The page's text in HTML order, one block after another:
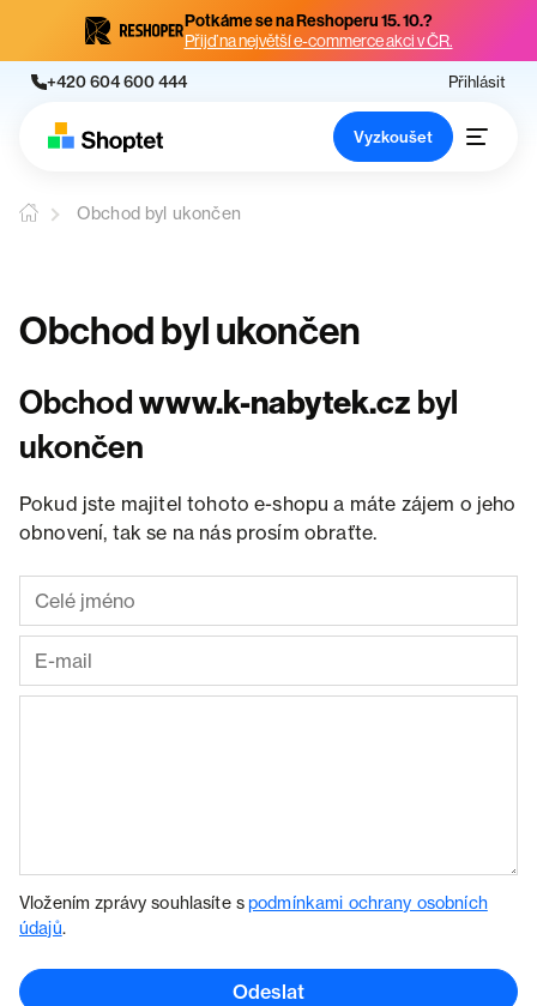
Potkáme se na Reshoperu 15. 10.?
Přijď na největší e-commerce akci v ČR.
+420 604 600 444 Přihlásit
Vyzkoušet
Obchod byl ukončen
Obchod byl ukončen
Obchodwww.k-nabytek.cz byl
ukončen
Pokud jste majitel tohoto e-shopu a máte zájem o jeho
obnovení, tak se na nás prosím obraťte.
Vložením zprávy souhlasíte spodmínkami ochrany osobních
údajů.
Odeslat